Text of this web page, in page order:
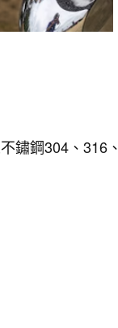
鏽鋼304、316、